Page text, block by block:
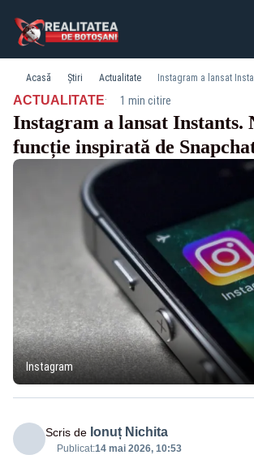
Acasă Știri Actualitate
ACTUALITATE· 1 min citire
Instagram a lansat Instants.
funcție inspirată de
Instagram
Scris de Ionuț Nichita
Publicat:14 mai 2026, 10:53